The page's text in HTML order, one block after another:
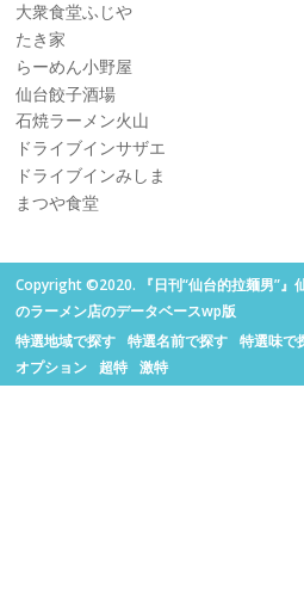
大衆食堂ふじや
たき家
らーめん小野屋
仙台餃子酒場
石焼ラーメン火山
ドライブインサザエ
ドライブインみしま
まつや食堂
Copyright ©2020. 『日刊“仙台的拉麺男”』
のラーメン店のデータベースwp版
特選地域で探す
特選名前で探す 特選味で
オプション
超特 激特